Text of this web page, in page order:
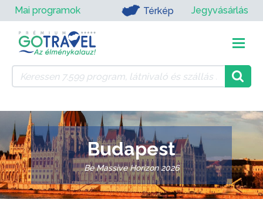
Mai programok Térkép Jegyvásárlás
Budapest
Be Massive Horizon 2026